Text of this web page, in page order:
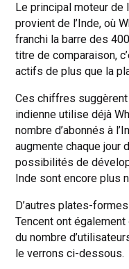
Le principal moteur
provient de l’Inde, où
franchi la barre des
titre de comparaison,
actifs de plus que la
Ces chiffres
indienne utilise déjà
nombre d’abonnés à
augmente chaque jour
possibilités de
Inde sont encore plus
D’autres plates-
Tencent ont
du nombre
le verrons ci-dessous.